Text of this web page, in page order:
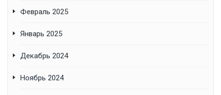
Февраль 2025
Январь 2025
Декабрь 2024
Ноябрь 2024